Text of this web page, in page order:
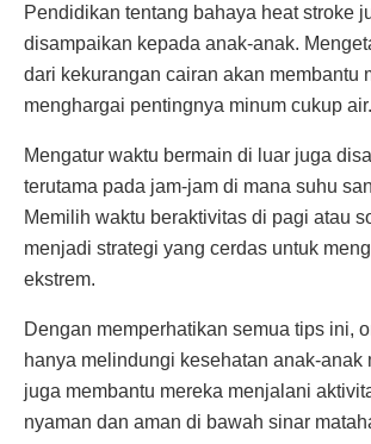
Pendidikan tentang bahaya heat stroke
disampaikan kepada anak-anak.
dari kekurangan cairan akan membantu
menghargai pentingnya minum cukup air.
Mengatur waktu bermain di luar juga
terutama pada jam-jam di mana suhu
Memilih waktu beraktivitas di pagi atau
menjadi strategi yang cerdas untuk
ekstrem.
Dengan memperhatikan semua tips ini,
hanya melindungi kesehatan anak-anak
juga membantu mereka menjalani
nyaman dan aman di bawah sinar